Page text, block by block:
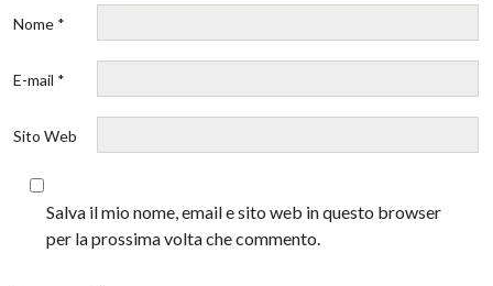
Nome *
E-mail *
Sito Web
Salva il mio nome, email e sito web in questo browser
per la prossima volta che commento.